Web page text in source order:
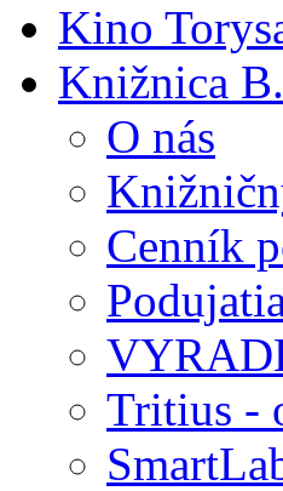
Kino
Knižnica
O nás
Cenník
Tritius -